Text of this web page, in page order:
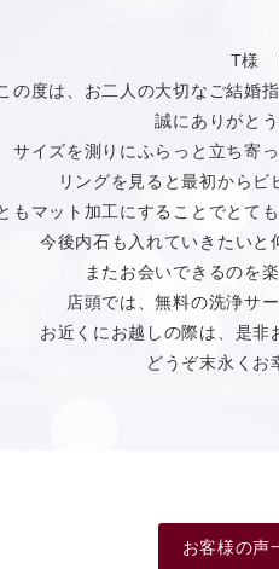
T様
の度は、お二人の大切なご結婚
誠にありがと
サイズを測りにふらっと立ち寄
リングを見ると最初からビ
もマット加工にすることでとて
今後内石も入れていきたいと
またお会いできるのを
店頭では、無料の洗浄サ
お近くにお越しの際は、是非
どうぞ末永く
お客様の声